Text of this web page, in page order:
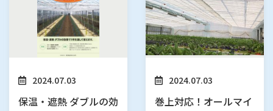
2024.07.03
保温・遮熱 ダブルの効
2024.07.03
巻上対応！オールマイ